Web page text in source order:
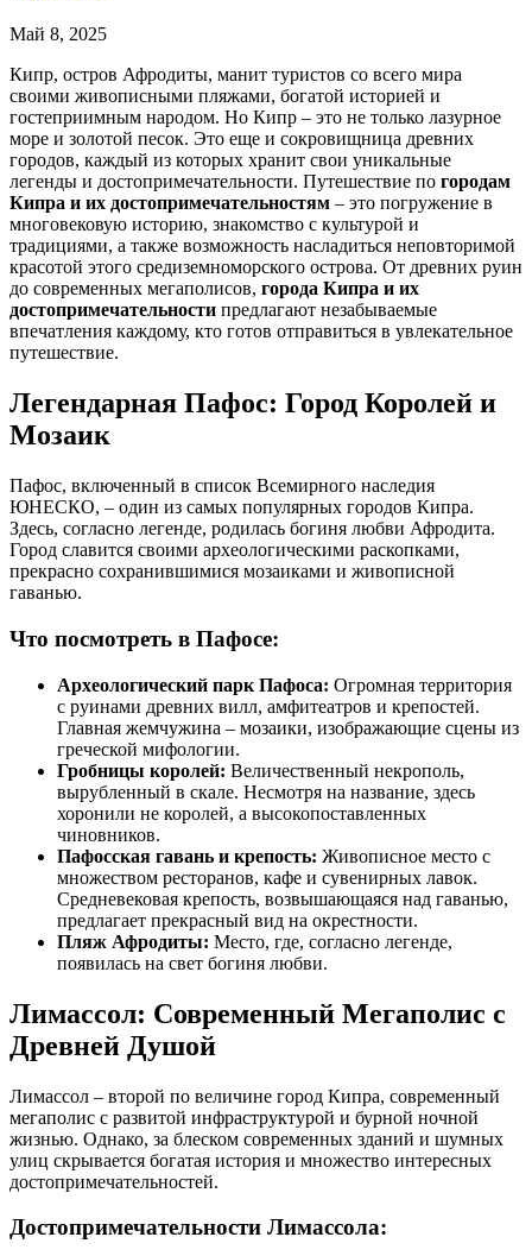
Май 8, 2025
Кипр, остров Афродиты, манит туристов со всего мира
своими живописными пляжами, богатой историей и
гостеприимным народом. Но Кипр – это не только лазурное
море и золотой песок. Это еще и сокровищница древних
городов, каждый из которых хранит свои уникальные
легенды и достопримечательности. Путешествие по городам
Кипра и их достопримечательностям – это погружение в
многовековую историю, знакомство с культурой и
традициями, а также возможность насладиться неповторимой
красотой этого средиземноморского острова. От древних руин
до современных мегаполисов, города Кипра и их
достопримечательности предлагают незабываемые
впечатления каждому, кто готов отправиться в увлекательное
путешествие.
Легендарная Пафос: Город Королей и
Мозаик
Пафос, включенный в список Всемирного наследия
ЮНЕСКО, – один из самых популярных городов Кипра.
Здесь, согласно легенде, родилась богиня любви Афродита.
Город славится своими археологическими раскопками,
прекрасно сохранившимися мозаиками и живописной
гаванью.
Что посмотреть в Пафосе:
Археологический парк Пафоса: Огромная территория
с руинами древних вилл, амфитеатров и крепостей.
Главная жемчужина – мозаики, изображающие сцены из
греческой мифологии.
Гробницы королей: Величественный некрополь,
вырубленный в скале. Несмотря на название, здесь
хоронили не королей, а высокопоставленных
чиновников.
Пафосская гавань и крепость: Живописное место с
множеством ресторанов, кафе и сувенирных лавок.
Средневековая крепость, возвышающаяся над гаванью,
предлагает прекрасный вид на окрестности.
Пляж Афродиты: Место, где, согласно легенде,
появилась на свет богиня любви.
Лимассол: Современный Мегаполис с
Древней Душой
Лимассол – второй по величине город Кипра, современный
мегаполис с развитой инфраструктурой и бурной ночной
жизнью. Однако, за блеском современных зданий и шумных
улиц скрывается богатая история и множество интересных
достопримечательностей.
Достопримечательности Лимассола: